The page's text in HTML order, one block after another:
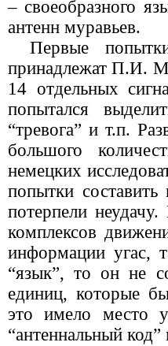
– своеобpазного
антенн муравьев.
Первые
принадлежат П.И.
14 отдельных
попытался
“тревога” и т.п.
большого
немецких
попытки
потерпели
комплексов
информации угас,
“язык”, то он не
единиц, которые
это имело место
“антеннальный